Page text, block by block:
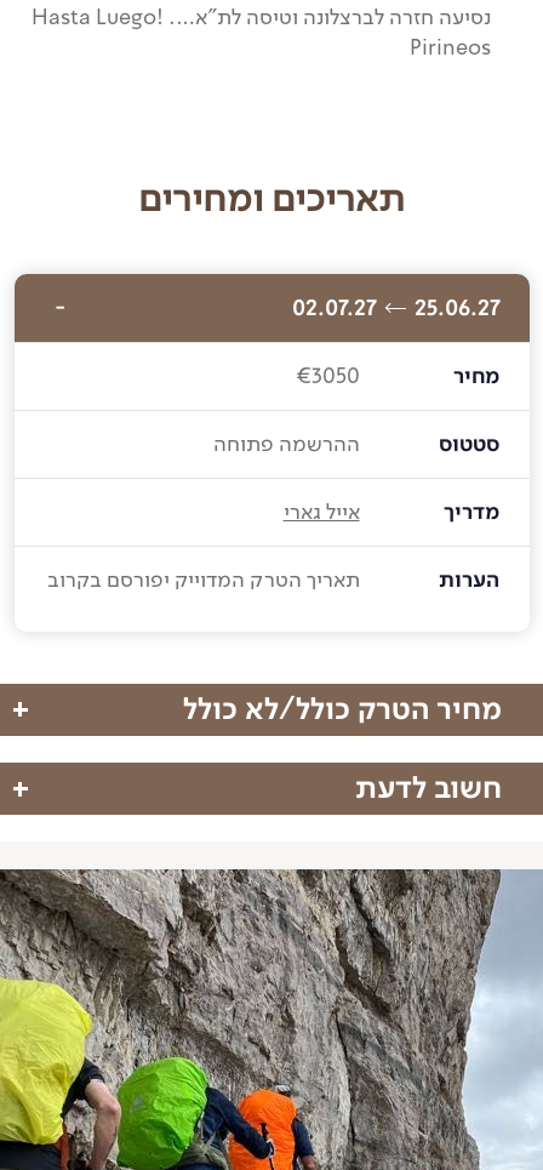
נסיעה חזרה לברצלונה וטיסה לת"א…. !Hasta Luego
Pirineos
תאריכים ומחירים
25.06.27
02.07.27
מחיר €3050
סטטוס ההרשמה פתוחה
מדריך אייל גארי
הערות תאריך הטרק המדוייק יפורסם בקרוב
מחיר הטרק כולל/לא כולל
מחיר הטרק כולל
טיסות ישירות לברצלונה
לינה (4 לילות בבקתות, 3 לילות במלונות)
הדרכה מקצועית של שני מדריכי הרים
ארוחות מהערב הראשון ועד לצהריים ביום האחרון
מיניבוס פרטי להעברות והסעות
הדרכה וציוד קניונינג מקצועי
דמי כניסה לשמורות טבע
טיפים לצוות המקומי
תיאומים מול הגורמים השונים
ליווי מלא מרגע ההרשמה ועד סוף הטיול
חשוב לדעת
טיסות:טיסות ישירות לברצלונה, כלול במחיר.
אופי הטרק:
טרק נודד בין בקתות – 4 ימי הליכה עם ציוד
על הגב, הכולל רק את מה שנחוץ להליכה בין הבקתות,
ללא ציוד לינה.
הדרכה:צוות מקצועי ומנוסה – הטרק מלווה על ידי שני
מדריכי הרים מוסמכים ומנוסים, לצד נהג להסעות.
תנאי הלינה:
נוחה ומגוונת – בכפרים הלינה במלונות (2
בחדר), ובמהלך הטרק לינה משותפת בבקתות הרים.
הקבוצה:קבוצה קטנה ואיכותית – הטרק יוצא לדרך עם
מינימום 12 מטיילים ולא יעלה על 16 משתתפים.